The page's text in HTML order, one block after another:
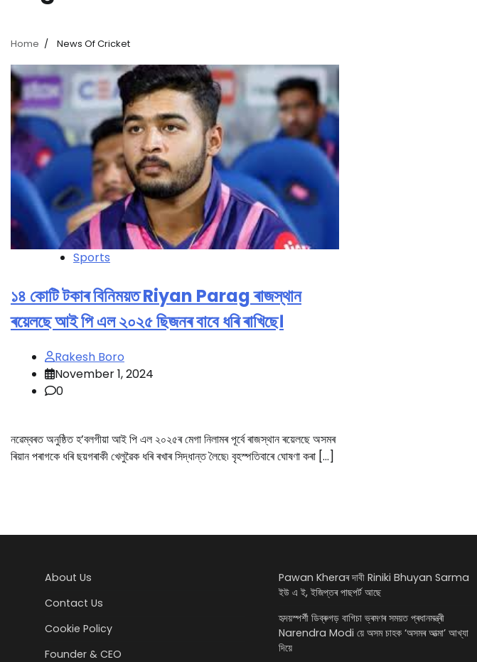
Home News Of Cricket
Sports
১৪ কোটি টকাৰ বিনিময়ত Riyan Parag ৰাজস্থান
ৰয়েলছে আই পি এল ২০২৫ ছিজনৰ বাবে ধৰি ৰাখিছে।
Rakesh Boro
November 1, 2024
0
নৱেম্বৰত অনুষ্ঠিত হ’বলগীয়া আই পি এল ২০২৫ৰ মেগা নিলামৰ পূর্বে ৰাজস্থান ৰয়েলছে অসমৰ
ৰিয়ান পৰাগকে ধৰি ছয়গৰাকী খেলুৱৈক ধৰি ৰখাৰ সিদ্ধান্ত লৈছে৷ বৃহস্পতিবাৰে ঘোষণা কৰা […]
About Us
Contact Us
Cookie Policy
Founder & CEO
Pawan Kheraৰ দাবী Riniki Bhuyan Sarma
ইউ এ ই, ইজিপ্তৰ পাছপৰ্ট আছে
হৃদয়স্পৰ্শী ডিব্ৰুগড় বাগিচা ভ্ৰমণৰ সময়ত প্ৰধানমন্ত্ৰী
Narendra Modi য়ে অসম চাহক ‘অসমৰ আত্মা’ আখ্যা
দিয়ে